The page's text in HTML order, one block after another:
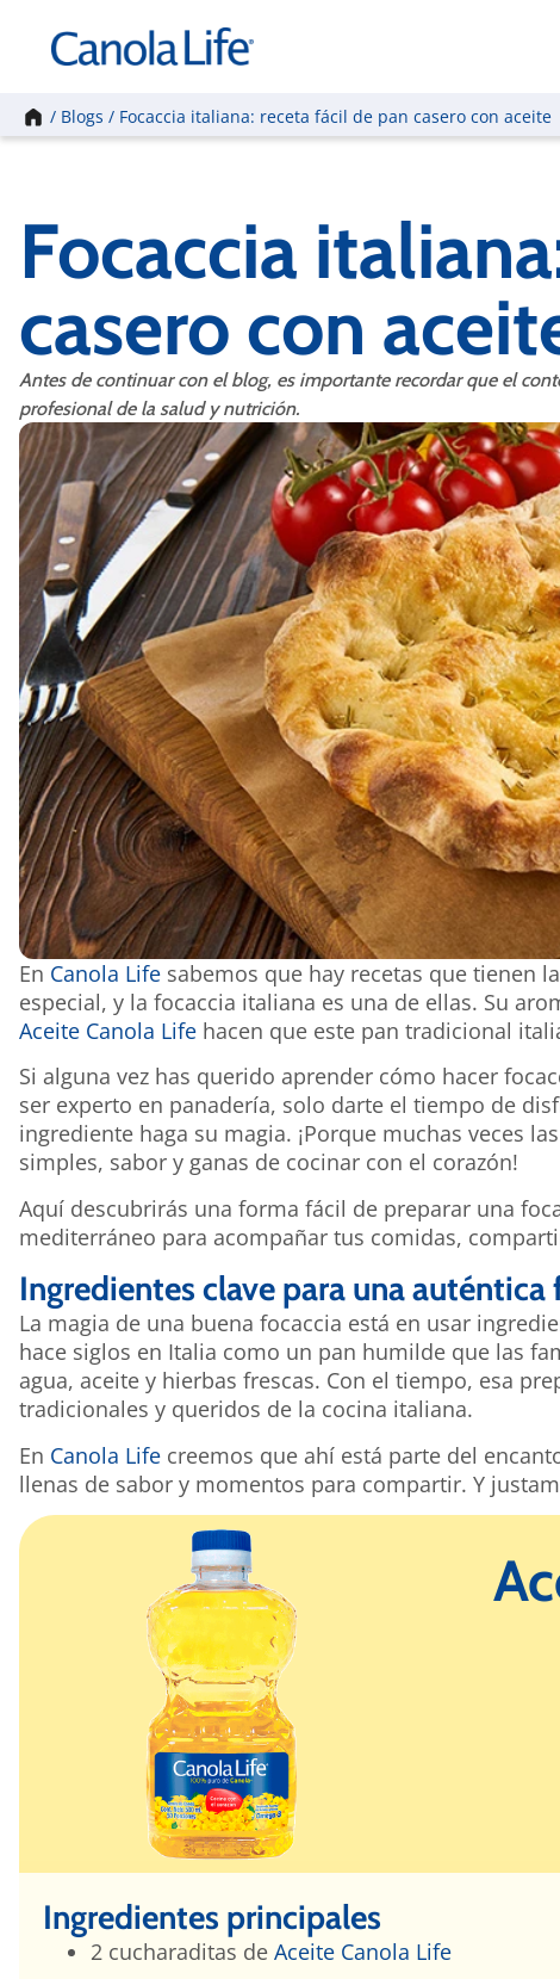
Inicio
/ Blogs / Focaccia italiana: receta fácil de pan casero con aceite
Focaccia
casero con
Antes de continuar con el blog, es importante recordar que el
profesional de la salud y nutrición. ​
En Canola Life sabemos que hay recetas que tienen
especial, y la focaccia italiana es una de ellas. Su
Aceite Canola Life hacen que este pan tradicional
Si alguna vez has querido aprender cómo hacer
ser experto en panadería, solo darte el tiempo de
ingrediente haga su magia. ¡Porque muchas veces
simples, sabor y ganas de cocinar con el corazón!
Aquí descubrirás una forma fácil de preparar una
mediterráneo para acompañar tus comidas,
Ingredientes clave para una
La magia de una buena focaccia está en usar
hace siglos en Italia como un pan humilde que las
agua, aceite y hierbas frescas. Con el tiempo, esa
tradicionales y queridos de la cocina italiana.
En Canola Life creemos que ahí está parte del
llenas de sabor y momentos para compartir. Y
Ingredientes principales
2 cucharaditas de Aceite Canola Life